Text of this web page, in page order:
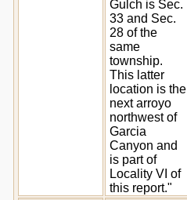
Gulch is Sec.
33 and Sec.
28 of the
same
township.
This latter
location is the
next arroyo
northwest of
Garcia
Canyon and
is part of
Locality VI of
this report."